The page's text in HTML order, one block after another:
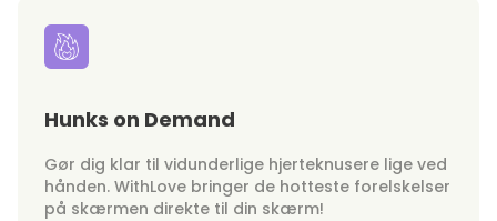
Hunks on Demand
Gør dig klar til vidunderlige hjerteknusere lige ved
hånden. WithLove bringer de hotteste forelskelser
på skærmen direkte til din skærm!